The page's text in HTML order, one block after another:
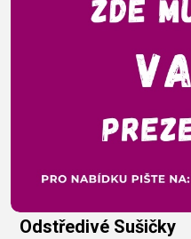
Odstředivé Sušičky